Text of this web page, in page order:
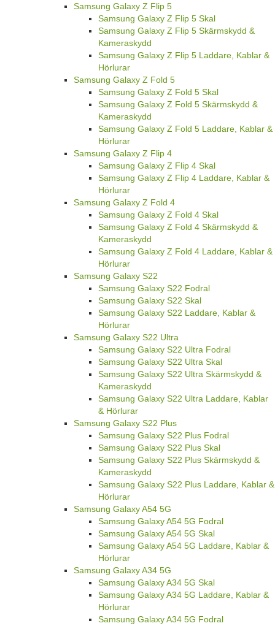
Samsung Galaxy Z Flip 5
Samsung Galaxy Z Flip 5 Skal
Samsung Galaxy Z Flip 5 Skärmskydd &
Kameraskydd
Samsung Galaxy Z Flip 5 Laddare, Kablar &
Hörlurar
Samsung Galaxy Z Fold 5
Samsung Galaxy Z Fold 5 Skal
Samsung Galaxy Z Fold 5 Skärmskydd &
Kameraskydd
Samsung Galaxy Z Fold 5 Laddare, Kablar &
Hörlurar
Samsung Galaxy Z Flip 4
Samsung Galaxy Z Flip 4 Skal
Samsung Galaxy Z Flip 4 Laddare, Kablar &
Hörlurar
Samsung Galaxy Z Fold 4
Samsung Galaxy Z Fold 4 Skal
Samsung Galaxy Z Fold 4 Skärmskydd &
Kameraskydd
Samsung Galaxy Z Fold 4 Laddare, Kablar &
Hörlurar
Samsung Galaxy S22
Samsung Galaxy S22 Fodral
Samsung Galaxy S22 Skal
Samsung Galaxy S22 Laddare, Kablar &
Hörlurar
Samsung Galaxy S22 Ultra
Samsung Galaxy S22 Ultra Fodral
Samsung Galaxy S22 Ultra Skal
Samsung Galaxy S22 Ultra Skärmskydd &
Kameraskydd
Samsung Galaxy S22 Ultra Laddare, Kablar
& Hörlurar
Samsung Galaxy S22 Plus
Samsung Galaxy S22 Plus Fodral
Samsung Galaxy S22 Plus Skal
Samsung Galaxy S22 Plus Skärmskydd &
Kameraskydd
Samsung Galaxy S22 Plus Laddare, Kablar &
Hörlurar
Samsung Galaxy A54 5G
Samsung Galaxy A54 5G Fodral
Samsung Galaxy A54 5G Skal
Samsung Galaxy A54 5G Laddare, Kablar &
Hörlurar
Samsung Galaxy A34 5G
Samsung Galaxy A34 5G Skal
Samsung Galaxy A34 5G Laddare, Kablar &
Hörlurar
Samsung Galaxy A34 5G Fodral